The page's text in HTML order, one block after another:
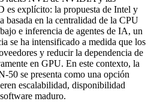
es explícito: la propuesta de Intel y
basada en la centralidad de la CPU
e inferencia de agentes de IA, un
se ha intensificado a medida que los
y reducir la dependencia de
en GPU. En este contexto, la
se presenta como una opción
escalabilidad, disponibilidad
maduro.